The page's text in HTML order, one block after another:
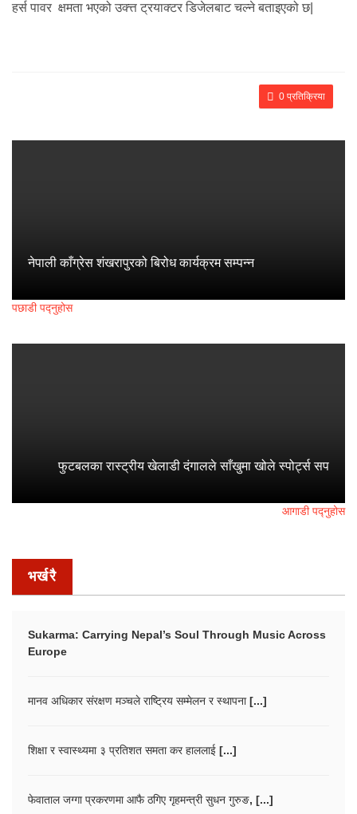
हर्स पावर क्षमता भएको उक्त्त ट्रयाक्टर डिजेलबाट चल्ने बताइएको छ|
0 प्रतिक्रिया
नेपाली काँग्रेस शंखरापुरको बिरोध कार्यक्रम सम्पन्न
पछाडी पद्नुहोस
फुटबलका रास्ट्रीय खेलाडी दंगालले साँखुमा खोले स्पोर्ट्स सप
आगाडी पद्नुहोस
भर्खरै
Sukarma: Carrying Nepal’s Soul Through Music Across
Europe
मानव अधिकार संरक्षण मञ्चले राष्ट्रिय सम्मेलन र स्थापना [...]
शिक्षा र स्वास्थ्यमा ३ प्रतिशत समता कर हाललाई [...]
फेवाताल जग्गा प्रकरणमा आफै ठगिए गृहमन्त्री सुधन गुरुङ, [...]